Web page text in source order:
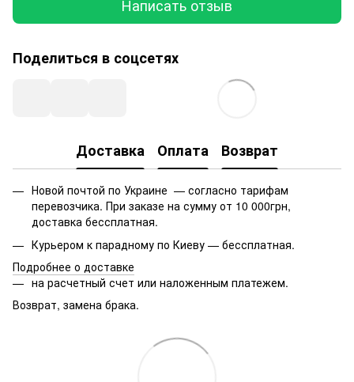
Написать отзыв
Поделиться в соцсетях
Доставка Оплата Возврат
Новой почтой по Украине — согласно тарифам
перевозчика. При заказе на сумму от 10 000грн,
доставка бессплатная.
Курьером к парадному по Киеву — бессплатная.
Подробнее о доставке
на расчетный счет или наложенным платежем.
Возврат, замена брака.